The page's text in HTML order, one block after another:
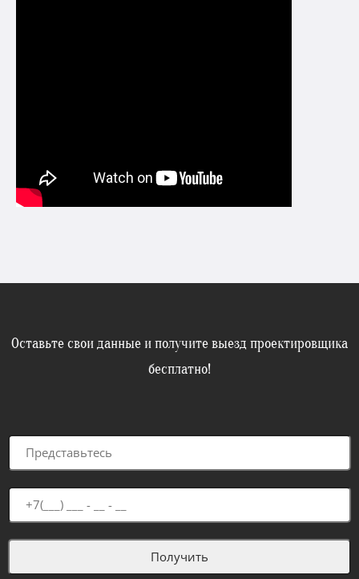
Оставьте свои данные и получите выезд проектировщика
бесплатно!